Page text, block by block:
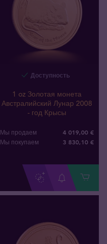
Доступность
1 oz Золотая монета
Австралийский Лунар 2008
- год Крысы
Мы продаем 4 019,00 €
Мы покупаем 3 830,10 €